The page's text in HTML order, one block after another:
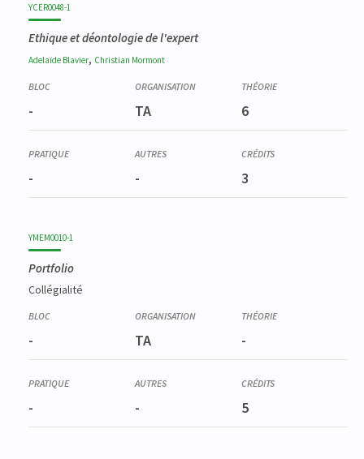
YCER0048-1
Ethique et déontologie de l'expert
Adelaïde Blavier, Christian Mormont
- TA 6
- - 3
YMEM0010-1
Portfolio
Collégialité
- TA -
- - 5